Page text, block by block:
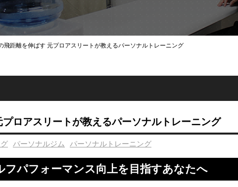
飛距離を伸ばす 元プロアスリートが教えるパーソナルトレーニング
ロアスリートが教えるパーソナルトレーニング
パーソナルジム パーソナルトレーニング
フパフォーマンス向上を目指すあなたへ